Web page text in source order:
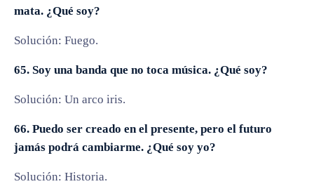
mata. ¿Qué soy?
Solución: Fuego.
65. Soy una banda que no toca música. ¿Qué soy?
Solución: Un arco iris.
66. Puedo ser creado en el presente, pero el futuro
jamás podrá cambiarme. ¿Qué soy yo?
Solución: Historia.